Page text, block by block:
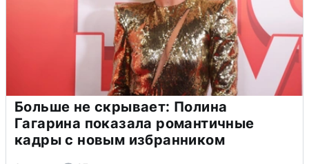
Больше не скрывает: Полина
Гагарина показала романтичные
кадры с новым избранником